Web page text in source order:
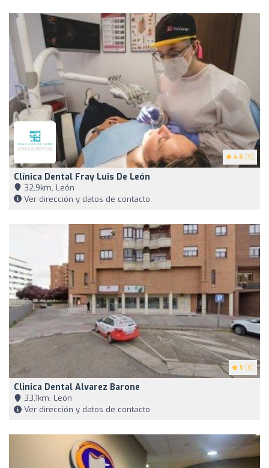
4.6 (9)
Clínica Dental Fray Luis De León
32,9km, León
Ver dirección y datos de contacto
5 (8)
Clinica Dental Alvarez Barone
33,1km, León
Ver dirección y datos de contacto